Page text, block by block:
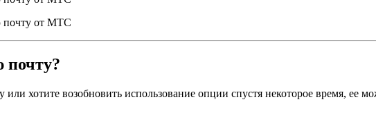
почту?
хотите возобновить использование опции спустя некоторое время, ее